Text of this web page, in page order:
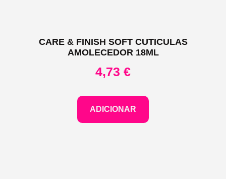
CARE & FINISH SOFT CUTICULAS
AMOLECEDOR 18ML
4,73 €
ADICIONAR